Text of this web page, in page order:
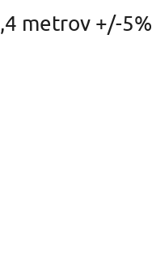
metrov +/-5%